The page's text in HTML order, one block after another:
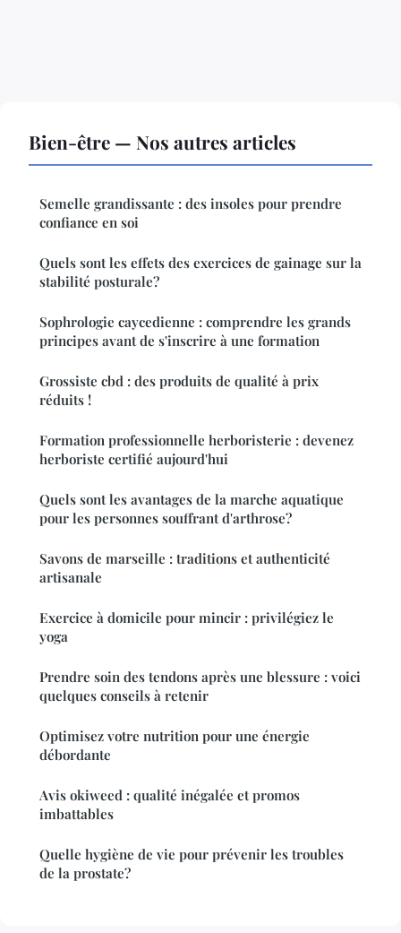
Bien-être — Nos autres articles
Semelle grandissante : des insoles pour prendre
confiance en soi
Quels sont les effets des exercices de gainage sur la
stabilité posturale?
Sophrologie caycedienne : comprendre les grands
principes avant de s'inscrire à une formation
Grossiste cbd : des produits de qualité à prix
réduits !
Formation professionnelle herboristerie : devenez
herboriste certifié aujourd'hui
Quels sont les avantages de la marche aquatique
pour les personnes souffrant d'arthrose?
Savons de marseille : traditions et authenticité
artisanale
Exercice à domicile pour mincir : privilégiez le
yoga
Prendre soin des tendons après une blessure : voici
quelques conseils à retenir
Optimisez votre nutrition pour une énergie
débordante
Avis okiweed : qualité inégalée et promos
imbattables
Quelle hygiène de vie pour prévenir les troubles
de la prostate?